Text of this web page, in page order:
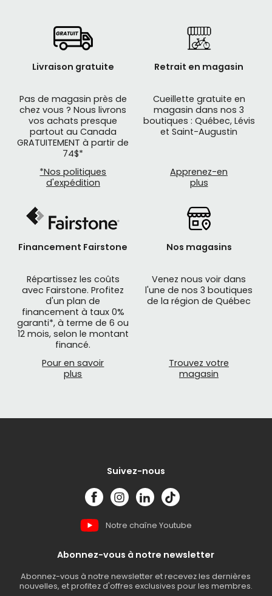
Livraison gratuite
Pas de magasin près de
chez vous ? Nous livrons
vos achats presque
partout au Canada
GRATUITEMENT à partir de
74$*
*Nos politiques
d'expédition
Retrait en magasin
Cueillette gratuite en
magasin dans nos 3
boutiques : Québec, Lévis
et Saint-Augustin
Apprenez-en
plus
Financement Fairstone
Répartissez les coûts
avec Fairstone. Profitez
d'un plan de
financement à taux 0%
garanti*, à terme de 6 ou
12 mois, selon le montant
financé.
Pour en savoir
plus
Nos magasins
Venez nous voir dans
l'une de nos 3 boutiques
de la région de Québec
Trouvez votre
magasin
Suivez-nous
Notre chaîne Youtube
Abonnez-vous à notre newsletter
Abonnez-vous à notre newsletter et recevez les dernières
nouvelles, et profitez d'offres exclusives pour les membres.